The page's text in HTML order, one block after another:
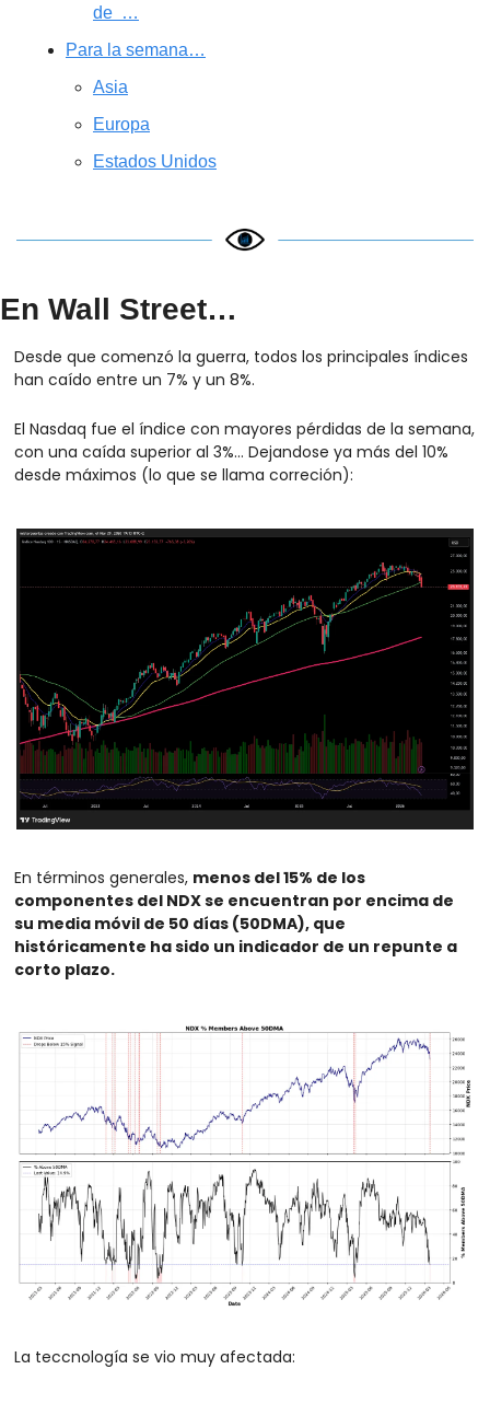
de  …
Para la semana…
Asia
Europa
Estados Unidos
En Wall Street…
Desde que comenzó la guerra, todos los principales índices
han caído entre un 7% y un 8%.
El Nasdaq fue el índice con mayores pérdidas de la semana,
con una caída superior al 3%… Dejandose ya más del 10%
desde máximos (lo que se llama correción):
En términos generales, menos del 15% de los
componentes del NDX se encuentran por encima de
su media móvil de 50 días (50DMA), que
históricamente ha sido un indicador de un repunte a
corto plazo.
La teccnología se vio muy afectada: